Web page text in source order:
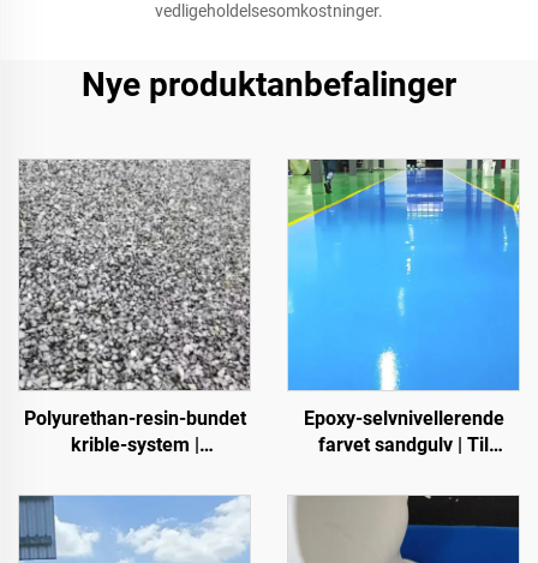
vedligeholdelsesomkostninger.
Nye produktanbefalinger
Polyurethan-resin-bundet
krible-system |
polyurethan til
landskabsarkitektur og
dekoration
Epoxy-selvnivellerende
farvet sandgulv | Til
og high-end-private
projekter